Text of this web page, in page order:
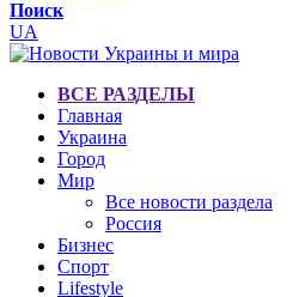
Поиск
UA
ВСЕ РАЗДЕЛЫ
Главная
Украина
Город
Мир
Все новости раздела
Россия
Бизнес
Спорт
Lifestyle